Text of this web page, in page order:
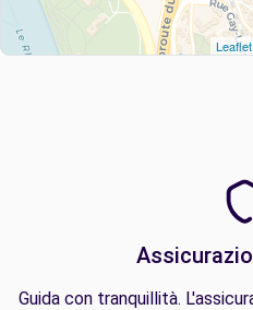
Leaflet
Guida con tranquillità.